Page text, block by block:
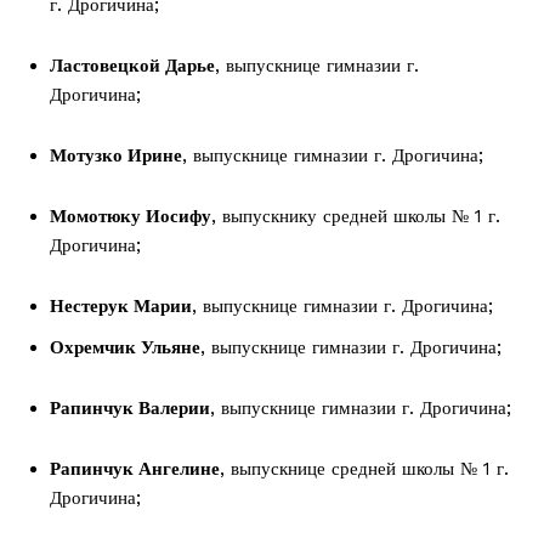
Редакция "ДВ"
Наша гісторыя
Правила использования материалов
г. Дрогичина;
Ластовецкой Дарье, выпускнице гимназии г.
Дрогичина;
Мотузко Ирине, выпускнице гимназии г. Дрогичина;
Момотюку Иосифу, выпускнику средней школы № 1 г.
Дрогичина;
Нестерук Марии, выпускнице гимназии г. Дрогичина;
Охремчик Ульяне, выпускнице гимназии г. Дрогичина;
Рапинчук Валерии, выпускнице гимназии г. Дрогичина;
Рапинчук Ангелине, выпускнице средней школы № 1 г.
Дрогичина;